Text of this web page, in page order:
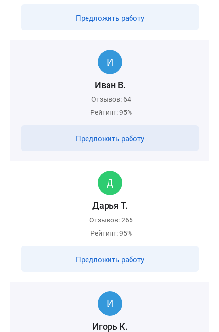
Предложить работу
Иван В.
Отзывов: 64
Рейтинг: 95%
Предложить работу
Дарья Т.
Отзывов: 265
Рейтинг: 95%
Предложить работу
Игорь К.